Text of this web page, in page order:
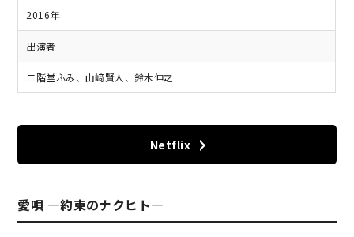
2016年
出演者
二階堂ふみ、山﨑賢人、鈴木伸之
Netflix
愛唄 ―約束のナクヒト―